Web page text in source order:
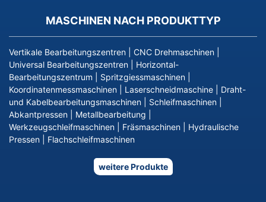
MASCHINEN NACH PRODUKTTYP
Vertikale Bearbeitungszentren CNC Drehmaschinen
Universal Bearbeitungszentren
Horizontal-
Bearbeitungszentrum
Spritzgiessmaschinen
Koordinatenmessmaschinen
Laserschneidmaschine
Draht-
und Kabelbearbeitungsmaschinen
Schleifmaschinen
Abkantpressen
Metallbearbeitung
Werkzeugschleifmaschinen
Fräsmaschinen
Hydraulische
Pressen
Flachschleifmaschinen
weitere Produkte